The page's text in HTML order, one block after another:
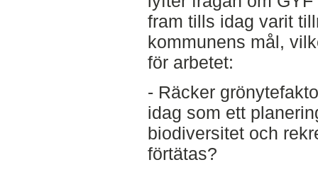
fram tills idag varit
kommunens mål,
för arbetet:
- Räcker
idag som ett
biodiversitet och
förtätas?